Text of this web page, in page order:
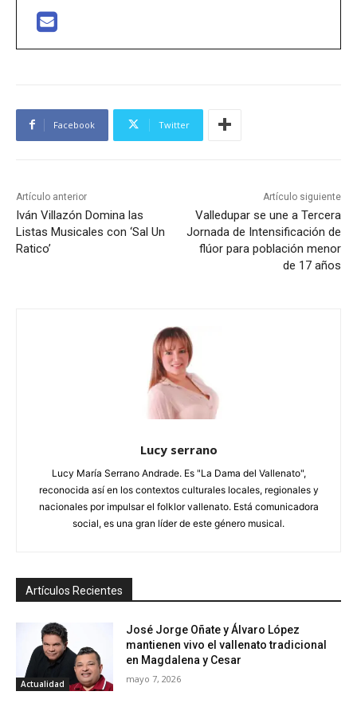
Facebook Twitter
Artículo anterior
Iván Villazón Domina las
Listas Musicales con ‘Sal Un
Ratico’
Artículo siguiente
Valledupar se une a Tercera
Jornada de Intensificación de
flúor para población menor
de 17 años
Lucy serrano
Lucy María Serrano Andrade. Es "La Dama del Vallenato",
reconocida así en los contextos culturales locales, regionales y
nacionales por impulsar el folklor vallenato. Está comunicadora
social, es una gran líder de este género musical.
Artículos Recientes
Actualidad
José Jorge Oñate y Álvaro López
mantienen vivo el vallenato tradicional
en Magdalena y Cesar
mayo 7, 2026